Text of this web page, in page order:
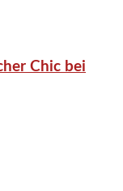
Chic bei